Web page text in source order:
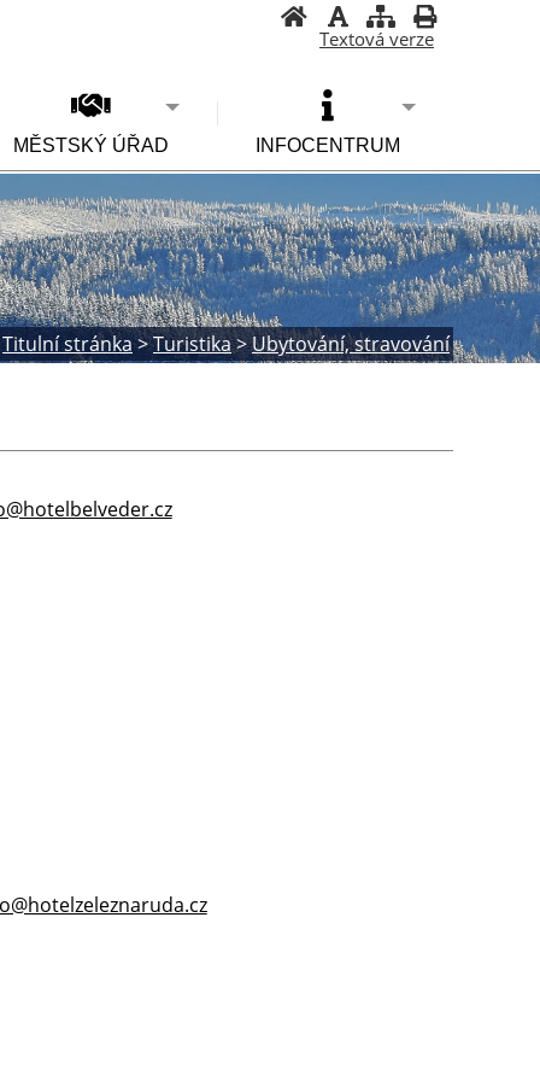
Textová verze
MĚSTSKÝ ÚŘAD INFOCENTRUM
Titulní stránka>Turistika>Ubytování, stravování